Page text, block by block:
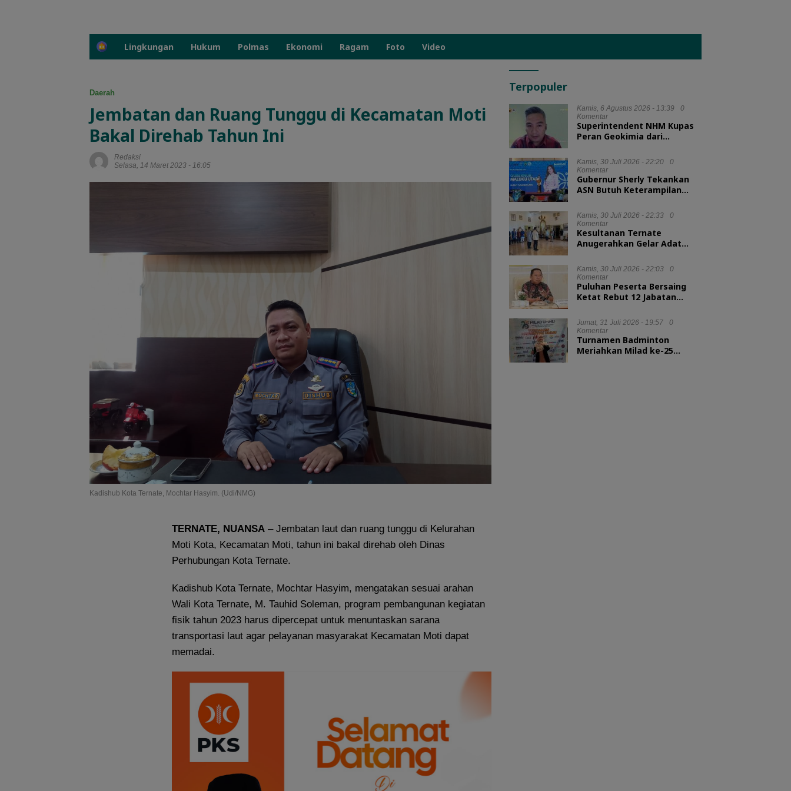
H
Lingkungan Hukum Polmas Ekonomi Ragam Foto Video
Daerah
Jembatan dan Ruang Tunggu di Kecamatan Moti
Bakal Direhab Tahun Ini
Redaksi
Selasa, 14 Maret 2023 - 16:05
Kadishub Kota Ternate, Mochtar Hasyim. (Udi/NMG)
TERNATE, NUANSA – Jembatan laut dan ruang tunggu di Kelurahan
Moti Kota, Kecamatan Moti, tahun ini bakal direhab oleh Dinas
Perhubungan Kota Ternate.
Kadishub Kota Ternate, Mochtar Hasyim, mengatakan sesuai arahan
Wali Kota Ternate, M. Tauhid Soleman, program pembangunan kegiatan
fisik tahun 2023 harus dipercepat untuk menuntaskan sarana
transportasi laut agar pelayanan masyarakat Kecamatan Moti dapat
memadai.
Terpopuler
Kamis, 6 Agustus 2026 - 13:39
0
Komentar
Superintendent NHM Kupas
Peran Geokimia dari
dalam Webinar MGEI-SC UNG
Kamis, 30 Juli 2026 - 22:20
0
Komentar
Gubernur Sherly Tekankan
ASN Butuh Keterampilan
Kamis, 30 Juli 2026 - 22:33
0
Komentar
Kesultanan Ternate
Anugerahkan Gelar Adat
Kepala LAN RI
Kamis, 30 Juli 2026 - 22:03
0
Komentar
Puluhan Peserta Bersaing
Ketat Rebut 12 Jabatan
Jumat, 31 Juli 2026 - 19:57
0
Komentar
Turnamen Badminton
Meriahkan Milad ke-25